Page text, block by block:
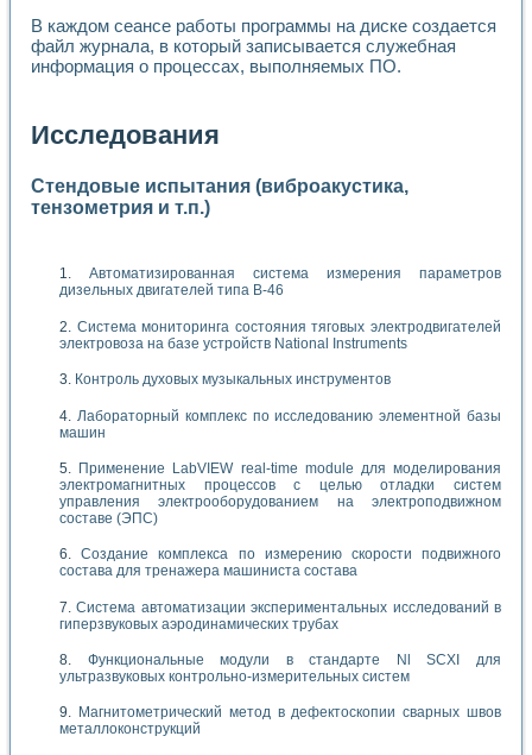
В каждом сеансе работы программы на диске создается
файл журнала, в который записывается служебная
информация о процессах, выполняемых ПО.
Исследования
Стендовые испытания (виброакустика,
тензометрия и т.п.)
Автоматизированная система измерения параметров
дизельных двигателей типа В-46
Система мониторинга состояния тяговых электродвигателей
электровоза на базе устройств National Instruments
Контроль духовых музыкальных инструментов
Лабораторный комплекс по исследованию элементной базы
машин
Применение LabVIEW real-time module для моделирования
электромагнитных процессов с целью отладки систем
управления электрооборудованием на электроподвижном
составе (ЭПС)
Создание комплекса по измерению скорости подвижного
состава для тренажера машиниста состава
Система автоматизации экспериментальных исследований в
гиперзвуковых аэродинамических трубах
Функциональные модули в стандарте Nl SCXI для
ультразвуковых контрольно-измерительных систем
Магнитометрический метод в дефектоскопии сварных швов
металлоконструкций